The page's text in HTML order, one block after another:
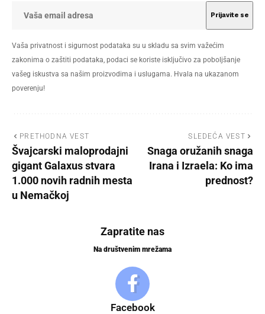
Vaša privatnost i sigurnost podataka su u skladu sa svim važećim
zakonima o zaštiti podataka, podaci se koriste isključivo za poboljšanje
vašeg iskustva sa našim proizvodima i uslugama. Hvala na ukazanom
poverenju!
PRETHODNA VEST
Švajcarski maloprodajni
gigant Galaxus stvara
1.000 novih radnih mesta
u Nemačkoj
SLEDEĆA VEST
Snaga oružanih snaga
Irana i Izraela: Ko ima
prednost?
Zapratite nas
Na društvenim mrežama
Facebook